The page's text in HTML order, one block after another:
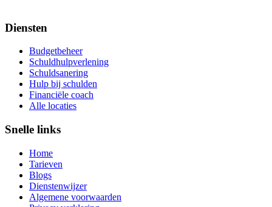
Diensten
Budgetbeheer
Schuldhulpverlening
Schuldsanering
Hulp bij schulden
Financiële coach
Alle locaties
Snelle links
Home
Tarieven
Blogs
Dienstenwijzer
Algemene voorwaarden